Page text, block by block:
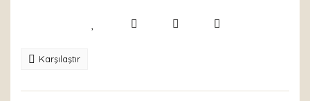
Karşılaştır